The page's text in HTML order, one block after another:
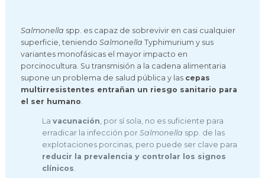
Salmonella spp. es capaz de sobrevivir en casi cualquier
superficie, teniendo Salmonella Typhimurium y sus
variantes monofásicas el mayor impacto en
porcinocultura. Su transmisión a la cadena alimentaria
supone un problema de salud pública y las cepas
multirresistentes entrañan un riesgo sanitario para
el ser humano.
La vacunación , por sí sola, no es suficiente para
erradicar la infección por Salmonella spp. de las
explotaciones porcinas, pero puede ser clave para
reducir la prevalencia y controlar los signos
clínicos